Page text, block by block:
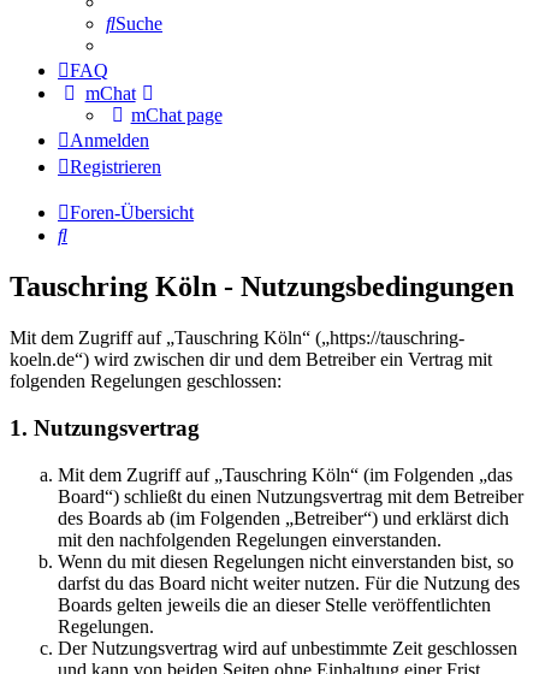
Suche
FAQ
mChat
mChat page
Anmelden
Registrieren
Foren-Übersicht
Suche
Tauschring Köln - Nutzungsbedingungen
Mit dem Zugriff auf „Tauschring Köln“ („https://tauschring-
koeln.de“) wird zwischen dir und dem Betreiber ein Vertrag mit
folgenden Regelungen geschlossen:
1. Nutzungsvertrag
Mit dem Zugriff auf „Tauschring Köln“ (im Folgenden „das
Board“) schließt du einen Nutzungsvertrag mit dem Betreiber
des Boards ab (im Folgenden „Betreiber“) und erklärst dich
mit den nachfolgenden Regelungen einverstanden.
Wenn du mit diesen Regelungen nicht einverstanden bist, so
darfst du das Board nicht weiter nutzen. Für die Nutzung des
Boards gelten jeweils die an dieser Stelle veröffentlichten
Regelungen.
Der Nutzungsvertrag wird auf unbestimmte Zeit geschlossen
und kann von beiden Seiten ohne Einhaltung einer Frist